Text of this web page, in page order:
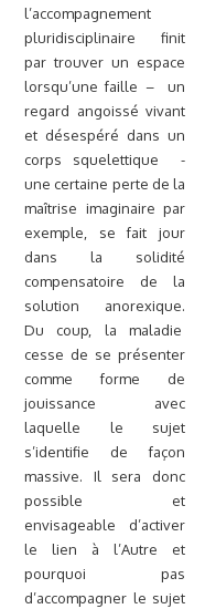
l’accompagnement
pluridisciplinaire finit
par trouver un espace
lorsqu’une faille – un
regard angoissé vivant
et désespéré dans un
corps squelettique -
une certaine perte de la
maîtrise imaginaire par
exemple, se fait jour
dans la solidité
compensatoire de la
solution anorexique.
Du coup, la maladie
cesse de se présenter
comme forme de
jouissance avec
laquelle le sujet
s’identifie de façon
massive. Il sera donc
possible et
envisageable d’activer
le lien à l’Autre et
pourquoi pas
d’accompagner le sujet